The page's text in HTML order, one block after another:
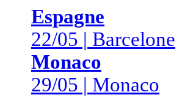
Espagne
22/05 | Barcelone
Monaco
29/05 | Monaco